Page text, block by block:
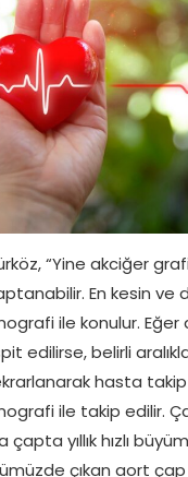
“Yine akciğer
En kesin ve
ile konulur.
edilirse, belirli
hasta takip
ile takip edilir.
çapta yıllık hızlı
çıkan aort